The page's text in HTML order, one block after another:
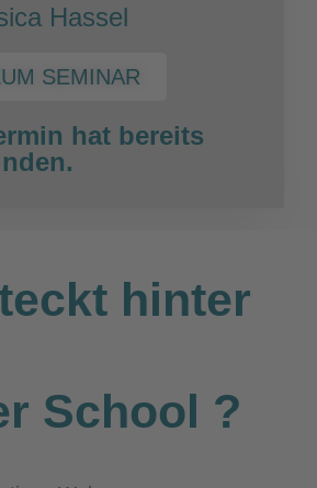
Hassel
SEMINAR
hat bereits
hinter
School ?